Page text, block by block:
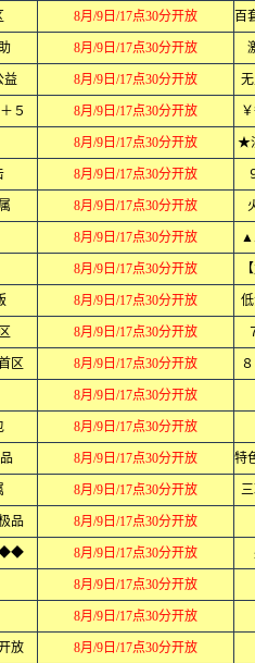
8月/9日/17点30分开放
8月/9日/17点30分开放
益 8月/9日/17点30分开放
５ 8月/9日/17点30分开放
8月/9日/17点30分开放 ★
8月/9日/17点30分开放
8月/9日/17点30分开放
8月/9日/17点30分开放 ▲
8月/9日/17点30分开放
8月/9日/17点30分开放
8月/9日/17点30分开放
区 8月/9日/17点30分开放
8月/9日/17点30分开放
8月/9日/17点30分开放
8月/9日/17点30分开放
8月/9日/17点30分开放
品 8月/9日/17点30分开放
◆◆ 8月/9日/17点30分开放
8月/9日/17点30分开放
8月/9日/17点30分开放
放 8月/9日/17点30分开放